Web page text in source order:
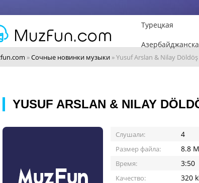
Турецкая
»Сочные новинки музыки » Yusuf Arslan & Nilay Döldöş
YUSUF ARSLAN & NILAY
Слушали: 4
Размер файла: 8.8
Время: 3:50
Качество: 320